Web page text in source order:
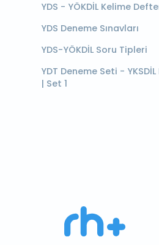
YDS - YÖKDİL Kelime
YDS Deneme Sınavları
YDS-YÖKDİL Soru Tipleri
YDT Deneme Seti -
| Set 1